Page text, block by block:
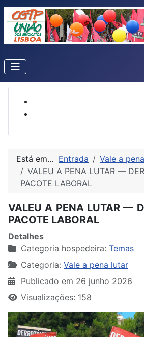
Está em... Entrada
Vale a
VALEU A PENA LUTAR —
PACOTE LABORAL
VALEU A PENA LUTAR —
PACOTE LABORAL
Detalhes
Categoria hospedeira: Temas
Categoria: Vale a pena lutar
Publicado em 26 junho 2026
Visualizações: 158